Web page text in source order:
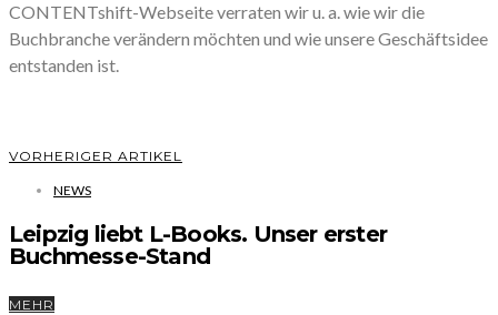
CONTENTshift-Webseite verraten wir u. a. wie wir die
Buchbranche verändern möchten und wie unsere Geschäftsidee
entstanden ist.
VORHERIGER ARTIKEL
NEWS
Leipzig liebt L-Books. Unser erster
Buchmesse-Stand
MEHR